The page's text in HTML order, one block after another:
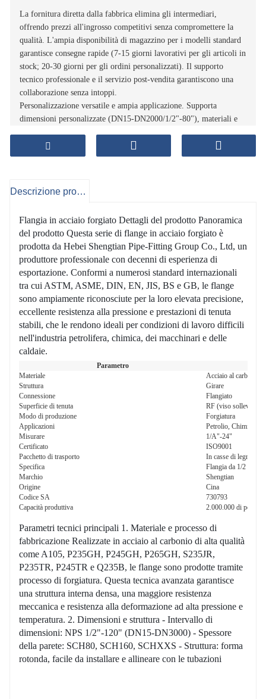
La fornitura diretta dalla fabbrica elimina gli intermediari,
offrendo prezzi all'ingrosso competitivi senza compromettere la
qualità. L'ampia disponibilità di magazzino per i modelli standard
garantisce consegne rapide (7-15 giorni lavorativi per gli articoli in
stock; 20-30 giorni per gli ordini personalizzati). Il supporto
tecnico professionale e il servizio post-vendita garantiscono una
collaborazione senza intoppi.
Personalizzazione versatile e ampia applicazione. Supporta
dimensioni personalizzate (DN15-DN2000/1/2"-80"), materiali e
Adatto per sistemi di tubazioni nei settori petrolifero e del gas,
petrolchimico, del trattamento delle acque, marittimo, HVAC e
Catena di fornitura efficiente e conveniente
processi produttivi a risparmio energetico e materiali riciclabili, nel
rispetto degli standard ambientali (RoHS, REACH). La produzione
a basse emissioni di carbonio e priva di inquinamento soddisfa i
requisiti globali dell'industria verde, aiutando i clienti a
raggiungere gli obiettivi di sviluppo sostenibile.
Descrizione prodotto
Flangia in acciaio forgiato Dettagli del prodotto Panoramica
del prodotto Questa serie di flange in acciaio forgiato è
prodotta da Hebei Shengtian Pipe-Fitting Group Co., Ltd, un
produttore professionale con decenni di esperienza di
esportazione. Conformi a numerosi standard internazionali
tra cui ASTM, ASME, DIN, EN, JIS, BS e GB, le flange
sono ampiamente riconosciute per la loro elevata precisione,
eccellente resistenza alla pressione e prestazioni di tenuta
stabili, che le rendono ideali per condizioni di lavoro difficili
nell'industria petrolifera, chimica, dei macchinari e delle
caldaie.
Parametro
Materiale
Acciaio al carbonio
Struttura
Girare
Connessione
Flangiato
Superficie di tenuta
RF (viso sollevato)
Modo di produzione
Forgiatura
Applicazioni
Petrolio, Chimica,
Misurare
1/A"-24"
Certificato
ISO9001
Pacchetto di trasporto
In casse di legno o
Specifica
Flangia da 1/2 pollice
Marchio
Shengtian
Origine
Cina
Codice SA
730793
Capacità produttiva
2.000.000 di pezzi/
Parametri tecnici principali 1. Materiale e processo di
fabbricazione Realizzate in acciaio al carbonio di alta qualità
come A105, P235GH, P245GH, P265GH, S235JR,
P235TR, P245TR e Q235B, le flange sono prodotte tramite
processo di forgiatura. Questa tecnica avanzata garantisce
una struttura interna densa, una maggiore resistenza
meccanica e resistenza alla deformazione ad alta pressione e
temperatura. 2. Dimensioni e struttura - Intervallo di
dimensioni: NPS 1/2"-120" (DN15-DN3000) - Spessore
della parete: SCH80, SCH160, SCHXXS - Struttura: forma
rotonda, facile da installare e allineare con le tubazioni